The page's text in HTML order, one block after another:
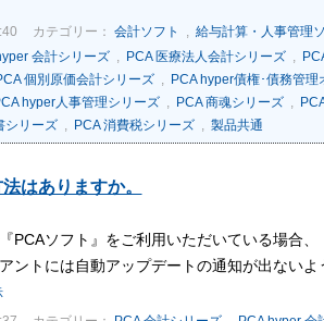
カテゴリー： 会計ソフト , 給与計算・人事管理
会計シリーズ, PCA 医療法人会計シリーズ,
個別原価会計シリーズ, PCA hyper債権･債務管理
hyper人事管理シリーズ, PCA 商魂シリーズ,
シリーズ, PCA 消費税シリーズ, 製品共通
はありますか。
PCAソフト』をご利用いただいている場合、
ントには自動アップデートの通知が出ない